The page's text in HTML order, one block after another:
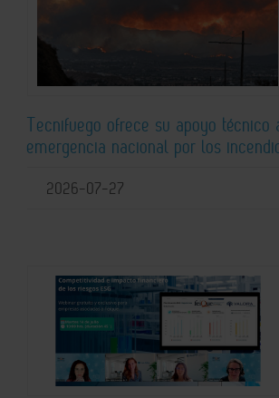
Tecnifuego ofrece su apoyo técnico
emergencia nacional por los
2026-07-27